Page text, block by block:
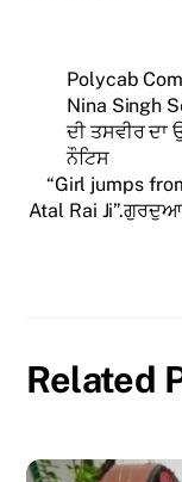
Polycab
Nina Singh
ਦੀ ਤਸਵੀਰ ਦਾ
ਨੌਟਿਸ
“Girl jumps
Atal Rai
Related